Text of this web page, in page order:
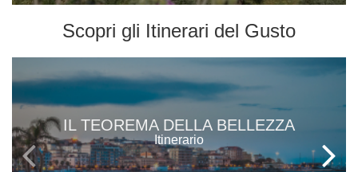
Scopri gli Itinerari del Gusto
IL TEOREMA DELLA BELLEZZA
Itinerario